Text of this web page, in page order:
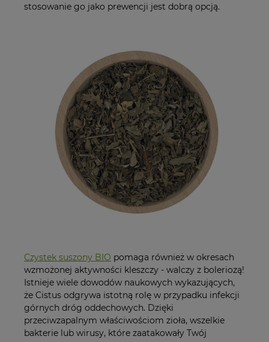
stosowanie go jako prewencji jest dobrą opcją.
Czystek suszony BIO pomaga również w okresach
wzmożonej aktywności kleszczy - walczy z boleriozą!
Istnieje wiele dowodów naukowych wykazujących,
że Cistus odgrywa istotną rolę w przypadku infekcji
górnych dróg oddechowych. Dzięki
przeciwzapalnym właściwościom zioła, wszelkie
bakterie lub wirusy, które zaatakowały Twój